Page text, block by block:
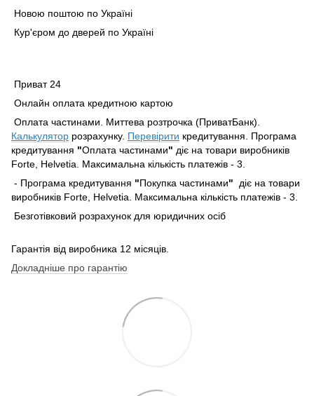
Новою поштою по Україні
Кур'єром до дверей по Україні
Приват 24
Онлайн оплата кредитною картою
Оплата частинами. Миттева розтрочка (ПриватБанк).
Калькулятор розрахунку. Перевірити кредитування. Програма
кредитування "Оплата частинами" діє на товари виробників
Forte, Helvetia. Максимальна кількість платежів - 3.
- Програма кредитування "Покупка частинами" діє на товари
виробників Forte, Helvetia. Максимальна кількість платежів - 3.
Безготівковий розрахунок для юридичних осіб
Гарантія від виробника 12 місяців.
Докладніше про гарантію